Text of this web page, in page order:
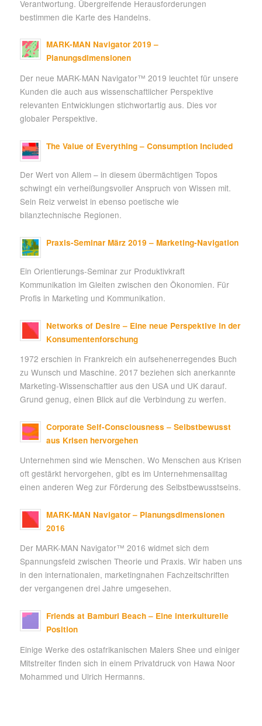
Verantwortung. Übergreifende Herausforderungen
bestimmen die Karte des Handelns.
MARK-MAN Navigator 2019 –
Planungsdimensionen
Der neue MARK-MAN Navigator™ 2019 leuchtet für unsere
Kunden die auch aus wissenschaftlicher Perspektive
relevanten Entwicklungen stichwortartig aus. Dies vor
globaler Perspektive.
The Value of Everything – Consumption Included
Der Wert von Allem – in diesem übermächtigen Topos
schwingt ein verheißungsvoller Anspruch von Wissen mit.
Sein Reiz verweist in ebenso poetische wie
bilanztechnische Regionen.
Praxis-Seminar März 2019 – Marketing-Navigation
Ein Orientierungs-Seminar zur Produktivkraft
Kommunikation im Gleiten zwischen den Ökonomien. Für
Profis in Marketing und Kommunikation.
Networks of Desire – Eine neue Perspektive in der
Konsumentenforschung
1972 erschien in Frankreich ein aufsehenerregendes Buch
zu Wunsch und Maschine. 2017 beziehen sich anerkannte
Marketing-Wissenschaftler aus den USA und UK darauf.
Grund genug, einen Blick auf die Verbindung zu werfen.
Corporate Self-Consciousness – Selbstbewusst
aus Krisen hervorgehen
Unternehmen sind wie Menschen. Wo Menschen aus Krisen
oft gestärkt hervorgehen, gibt es im Unternehmensalltag
einen anderen Weg zur Förderung des Selbstbewusstseins.
MARK-MAN Navigator – Planungsdimensionen
2016
Der MARK-MAN Navigator™ 2016 widmet sich dem
Spannungsfeld zwischen Theorie und Praxis. Wir haben uns
in den internationalen, marketingnahen Fachzeitschriften
der vergangenen drei Jahre umgesehen.
Friends at Bamburi Beach – Eine interkulturelle
Position
Einige Werke des ostafrikanischen Malers Shee und einiger
Mitstreiter finden sich in einem Privatdruck von Hawa Noor
Mohammed und Ulrich Hermanns.